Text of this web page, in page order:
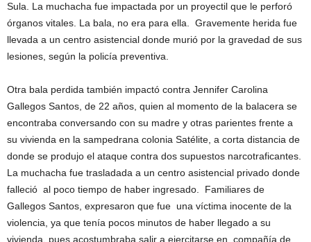
Sula. La muchacha fue impactada por un proyectil que le perforó
órganos vitales. La bala, no era para ella. Gravemente herida fue
llevada a un centro asistencial donde murió por la gravedad de sus
lesiones, según la policía preventiva.
Otra bala perdida también impactó contra Jennifer Carolina
Gallegos Santos, de 22 años, quien al momento de la balacera se
encontraba conversando con su madre y otras parientes frente a
su vivienda en la sampedrana colonia Satélite, a corta distancia de
donde se produjo el ataque contra dos supuestos narcotraficantes.
La muchacha fue trasladada a un centro asistencial privado donde
falleció al poco tiempo de haber ingresado. Familiares de
Gallegos Santos, expresaron que fue una víctima inocente de la
violencia, ya que tenía pocos minutos de haber llegado a su
vivienda, pues acostumbraba salir a ejercitarse en compañía de